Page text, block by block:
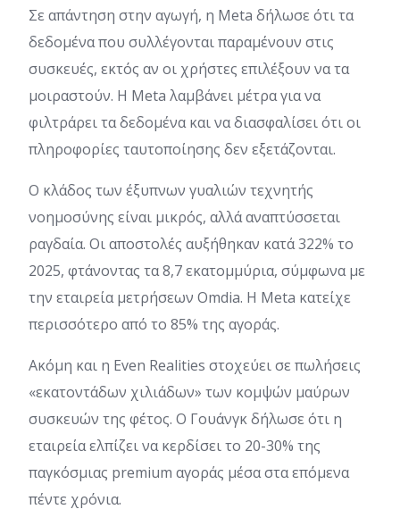
Σε απάντηση στην αγωγή, η Meta δήλωσε ότι τα
δεδομένα που συλλέγονται παραμένουν στις
συσκευές, εκτός αν οι χρήστες επιλέξουν να τα
μοιραστούν. Η Meta λαμβάνει μέτρα για να
φιλτράρει τα δεδομένα και να διασφαλίσει ότι οι
πληροφορίες ταυτοποίησης δεν εξετάζονται.
Ο κλάδος των έξυπνων γυαλιών τεχνητής
νοημοσύνης είναι μικρός, αλλά αναπτύσσεται
ραγδαία. Οι αποστολές αυξήθηκαν κατά 322% το
2025, φτάνοντας τα 8,7 εκατομμύρια, σύμφωνα με
την εταιρεία μετρήσεων Omdia. Η Meta κατείχε
περισσότερο από το 85% της αγοράς.
Ακόμη και η Even Realities στοχεύει σε πωλήσεις
«εκατοντάδων χιλιάδων» των κομψών μαύρων
συσκευών της φέτος. Ο Γουάνγκ δήλωσε ότι η
εταιρεία ελπίζει να κερδίσει το 20-30% της
παγκόσμιας premium αγοράς μέσα στα επόμενα
πέντε χρόνια.